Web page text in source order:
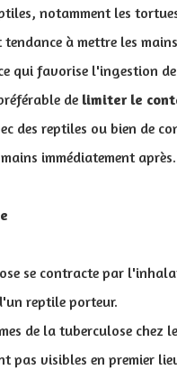
notamment les
à mettre les
qui favorise l'ingestion
de limiter le
des reptiles ou bien de
immédiatement après.
se contracte par
reptile porteur.
de la tuberculose chez
pas visibles en premier